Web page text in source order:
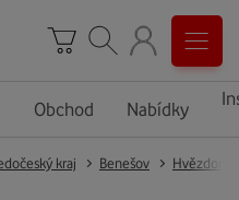
Obchod Nabídky
kraj Benešov